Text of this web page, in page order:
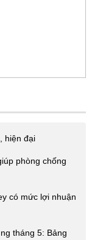
hiện đại
phòng chống
có mức lợi nhuận
tháng 5: Bảng